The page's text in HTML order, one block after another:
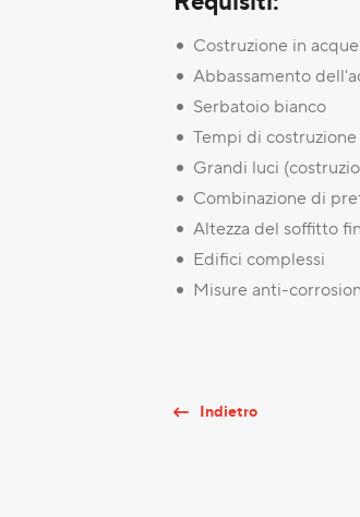
Costruzione in
Abbassamento
Serbatoio bianco
Tempi di
Grandi luci
Combinazione di
Altezza del soffitto
Edifici complessi
Misure anti-
Indietro